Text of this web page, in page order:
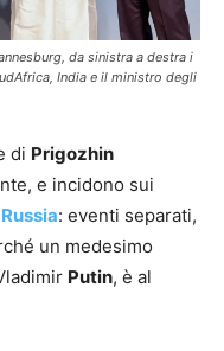
da sinistra a destra i
India e il ministro degli
di Prigozhin
e incidono sui
Russia: eventi separati,
un medesimo
Putin, è al